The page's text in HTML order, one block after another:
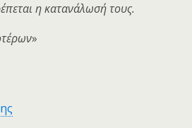
η κατανάλωσή τους.
»